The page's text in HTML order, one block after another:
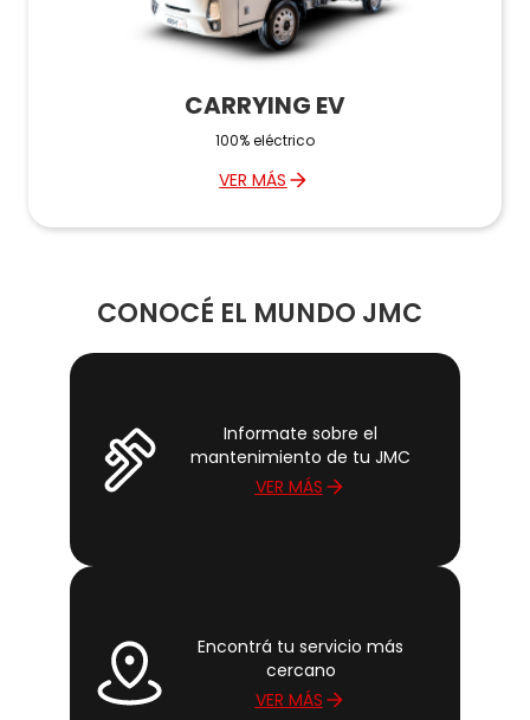
CARRYING EV
100% eléctrico
VER MÁS
CONOCÉ EL MUNDO JMC
Informate sobre el
mantenimiento de tu JMC
VER MÁS
Encontrá tu servicio más
cercano
VER MÁS